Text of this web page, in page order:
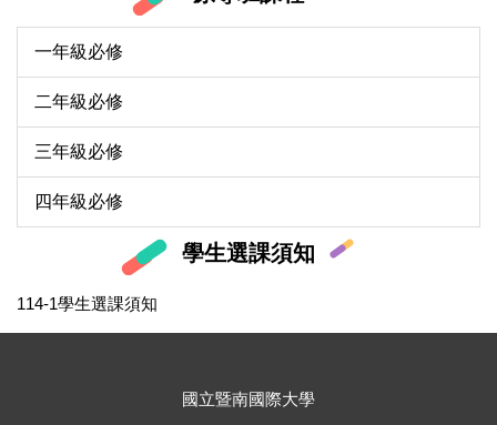
一年級必修
二年級必修
三年級必修
四年級必修
學生選課須知
114-1學生選課須知
國立暨南國際大學